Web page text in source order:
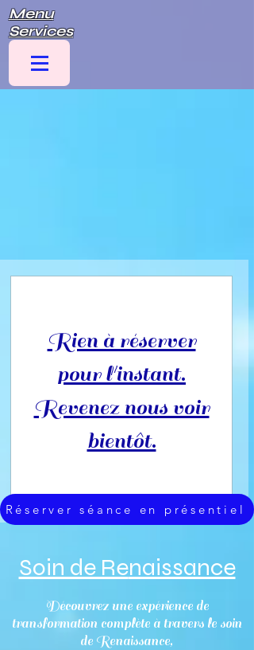
Menu
Services
Rien à réserver
pour l'instant.
Revenez nous voir
bientôt.
Réserver séance en présentiel
Soin de Renaissance
Découvrez une expérience de
transformation complète à travers le soin
de Renaissance,